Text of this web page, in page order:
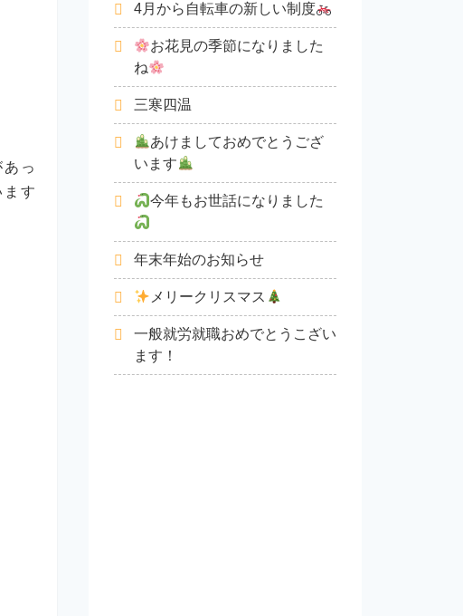
っ
す
4月から自転車の新しい制度
お花見の季節になりました
ね
三寒四温
あけましておめでとうござ
います
今年もお世話になりました
年末年始のお知らせ
メリークリスマス
一般就労就職おめでとうこざい
ます！